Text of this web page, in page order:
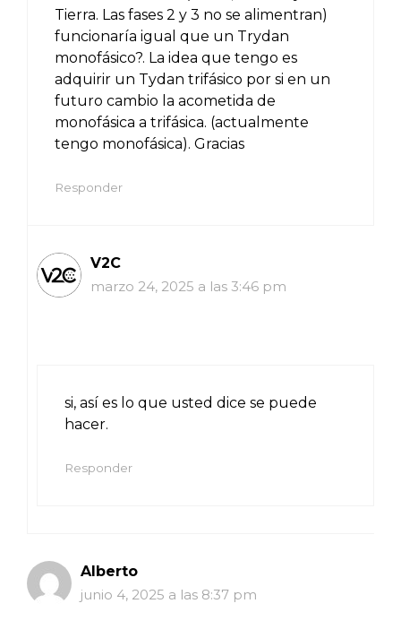
Tierra. Las fases 2 y 3 no se alimentran)
funcionaría igual que un Trydan
monofásico?. La idea que tengo es
adquirir un Tydan trifásico por si en un
futuro cambio la acometida de
monofásica a trifásica. (actualmente
tengo monofásica). Gracias
Responder
V2C
marzo 24, 2025 a las 3:46 pm
si, así es lo que usted dice se puede
hacer.
Responder
Alberto
junio 4, 2025 a las 8:37 pm